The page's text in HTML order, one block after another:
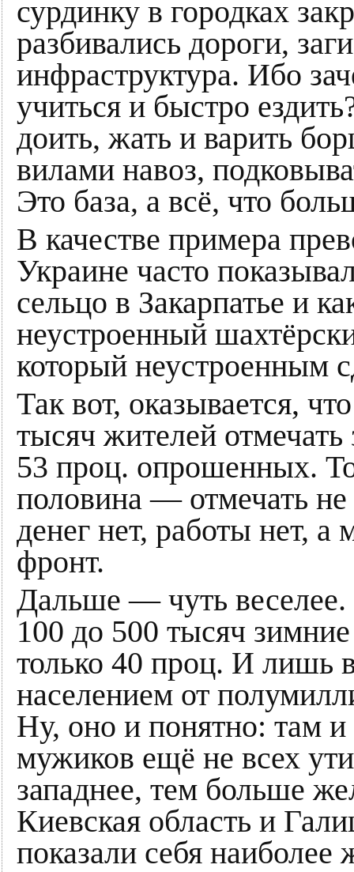
сурдинку в городках
разбивались дороги,
инфраструктура. Ибо
учиться и быстро
доить, жать и варить
вилами навоз,
Это база, а всё, что
В качестве примера
Украине часто
сельцо в Закарпатье и
неустроенный
который неустроенным
Так вот, оказывается,
тысяч жителей
53 проц. опрошенных.
половина — отмечать не
денег нет, работы нет,
фронт.
Дальше — чуть веселее.
100 до 500 тысяч
только 40 проц. И лишь
населением от
Ну, оно и понятно: там
мужиков ещё не всех
западнее, тем больше
Киевская область и
показали себя